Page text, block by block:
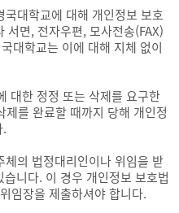
대학교에 대해 개인정보 보호
서면, 전자우편, 모사전송(FAX)
대학교는 이에 대해 지체 없이
대한 정정 또는 삭제를 요구한
를 완료할 때까지 당해 개인정
.
의 법정대리인이나 위임을 받
니다. 이 경우 개인정보 보호법
임장을 제출하셔야 합니다.